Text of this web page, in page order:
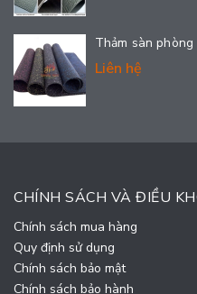
Thảm sàn phòng
Liên hệ
CHÍNH SÁCH VÀ ĐIỀU
Chính sách mua hàng
Quy định sử dụng
Chính sách bảo mật
Chính sách bảo hành